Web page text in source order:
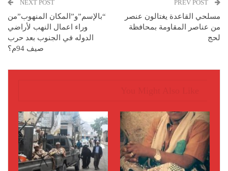
مسلحي القاعدة يغتالون عنصر
من عناصر المقاومة بمحافظة
لحج
NEXT POST
“بالإسم”و”المكان المنهوب”من
وراء ﺍﻋﻤﺎﻝ النهب ﻷ‌ﺭﺍﺿﻲ
ﺍﻟﺪﻭﻟﻪ ﻓﻲ ﺍﻟﺠﻨﻮﺏ ﺑﻌﺪ ﺣﺮﺏ
ﺻﻴﻒ 94ﻡ؟